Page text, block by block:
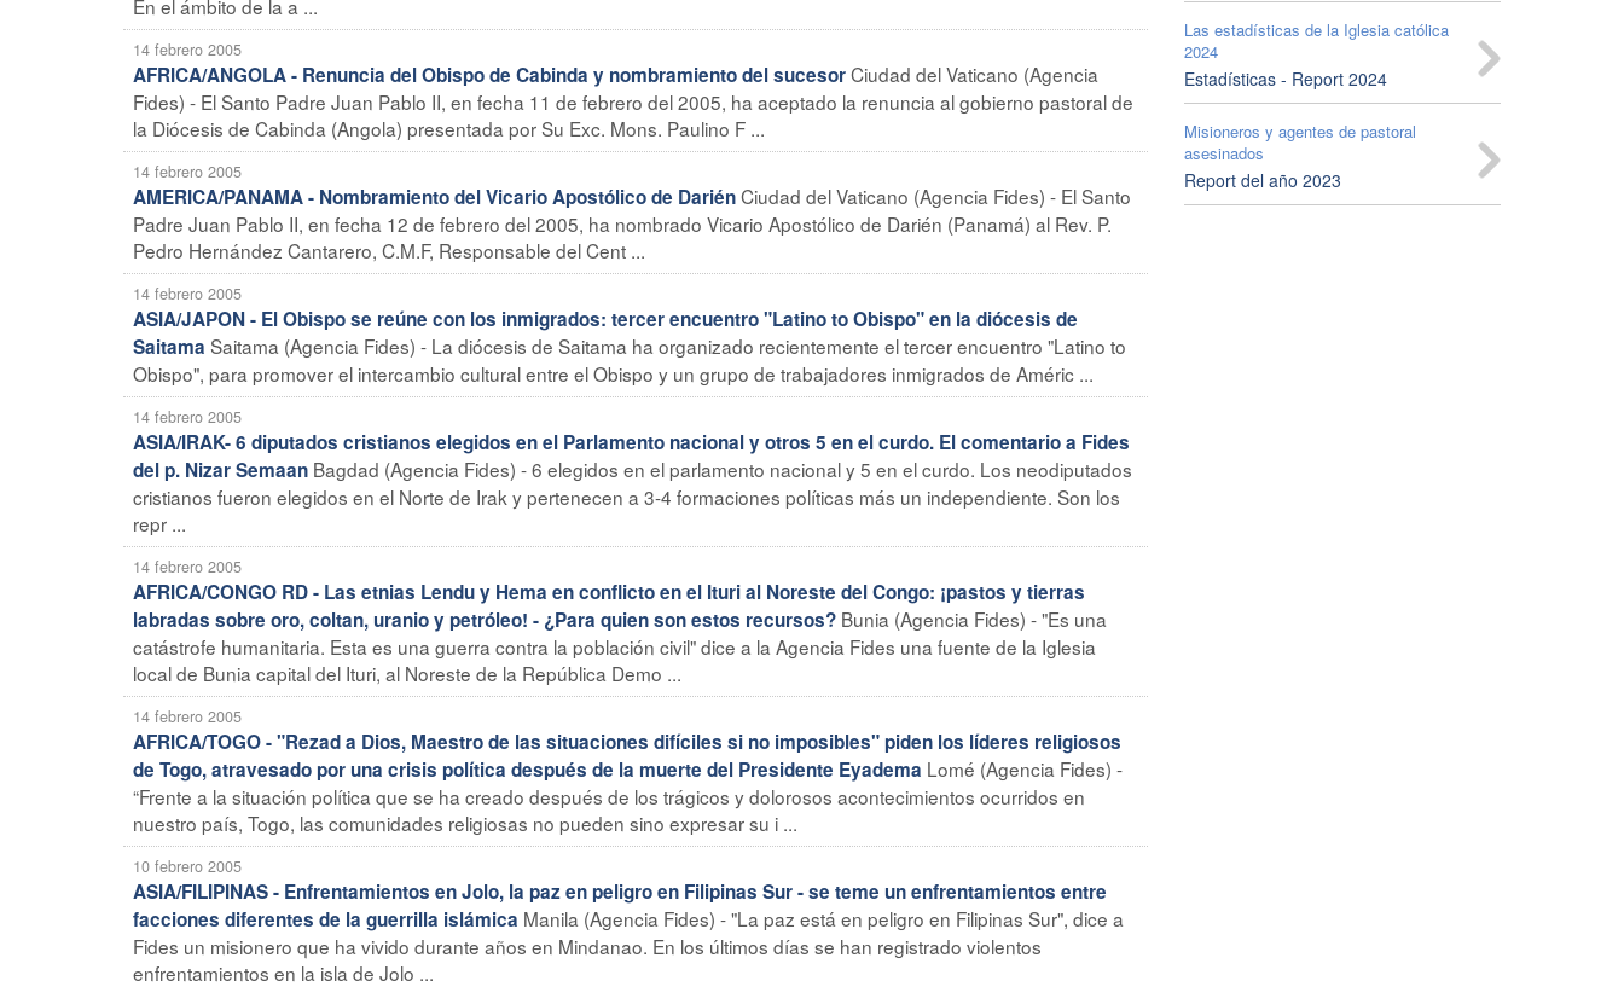
En el ámbito de la a ...
14 febrero 2005
AFRICA/ANGOLA - Renuncia del Obispo de Cabinda y nombramiento del sucesorCiudad del Vaticano (Agencia
Fides) - El Santo Padre Juan Pablo II, en fecha 11 de febrero del 2005, ha aceptado la renuncia al gobierno pastoral de
la Diócesis de Cabinda (Angola) presentada por Su Exc. Mons. Paulino F ...
14 febrero 2005
AMERICA/PANAMA - Nombramiento del Vicario Apostólico de DariénCiudad del Vaticano (Agencia Fides) - El Santo
Padre Juan Pablo II, en fecha 12 de febrero del 2005, ha nombrado Vicario Apostólico de Darién (Panamá) al Rev. P.
Pedro Hernández Cantarero, C.M.F, Responsable del Cent ...
14 febrero 2005
ASIA/JAPON - El Obispo se reúne con los inmigrados: tercer encuentro "Latino to Obispo" en la diócesis de
Saitama Saitama (Agencia Fides) - La diócesis de Saitama ha organizado recientemente el tercer encuentro "Latino to
Obispo", para promover el intercambio cultural entre el Obispo y un grupo de trabajadores inmigrados de Améric ...
14 febrero 2005
ASIA/IRAK- 6 diputados cristianos elegidos en el Parlamento nacional y otros 5 en el curdo. El comentario a Fides
del p. Nizar Semaan Bagdad (Agencia Fides) - 6 elegidos en el parlamento nacional y 5 en el curdo. Los neodiputados
cristianos fueron elegidos en el Norte de Irak y pertenecen a 3-4 formaciones políticas más un independiente. Son los
repr ...
14 febrero 2005
AFRICA/CONGO RD - Las etnias Lendu y Hema en conflicto en el Ituri al Noreste del Congo: ¡pastos y tierras
labradas sobre oro, coltan, uranio y petróleo! - ¿Para quien son estos recursos? Bunia (Agencia Fides) - "Es una
catástrofe humanitaria. Esta es una guerra contra la población civil" dice a la Agencia Fides una fuente de la Iglesia
local de Bunia capital del Ituri, al Noreste de la República Demo ...
14 febrero 2005
AFRICA/TOGO - "Rezad a Dios, Maestro de las situaciones difíciles si no imposibles" piden los líderes religiosos
de Togo, atravesado por una crisis política después de la muerte del Presidente Eyadema Lomé (Agencia Fides) -
“Frente a la situación política que se ha creado después de los trágicos y dolorosos acontecimientos ocurridos en
nuestro país, Togo, las comunidades religiosas no pueden sino expresar su i ...
10 febrero 2005
ASIA/FILIPINAS - Enfrentamientos en Jolo, la paz en peligro en Filipinas Sur - se teme un enfrentamientos entre
facciones diferentes de la guerrilla islámica Manila (Agencia Fides) - "La paz está en peligro en Filipinas Sur", dice a
Fides un misionero que ha vivido durante años en Mindanao. En los últimos días se han registrado violentos
enfrentamientos en la isla de Jolo ...
Las estadísticas de la Iglesia católica
2024
Estadísticas - Report 2024
Misioneros y agentes de pastoral
asesinados
Report del año 2023